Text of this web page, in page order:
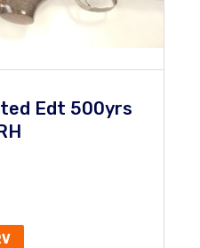
Edt 500yrs